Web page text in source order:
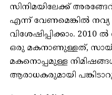
സിനിമയിലേക്ക്
എന്ന് വേണമെങ്കിൽ
വിശേഷിപ്പിക്കാം.
ഒരു മകനാണുള്ളത്,
മകനൊപ്പമുള്ള
ആരാധകരുമായി